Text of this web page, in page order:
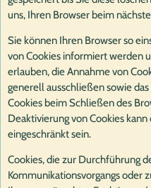
uns, Ihren Browser beim
Sie können Ihren Browser so
von Cookies informiert werden
erlauben, die Annahme von
generell ausschließen sowie
Cookies beim Schließen des
Deaktivierung von Cookies
eingeschränkt sein.
Cookies, die zur Durchführung
Kommunikationsvorgangs oder